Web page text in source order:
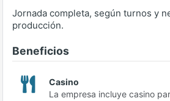
Jornada completa, según turnos y
producción.
Beneficios
Casino
La empresa incluye casino